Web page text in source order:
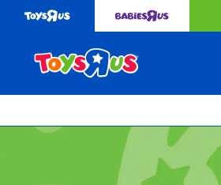
訂單金額 HK$349或以上可獲